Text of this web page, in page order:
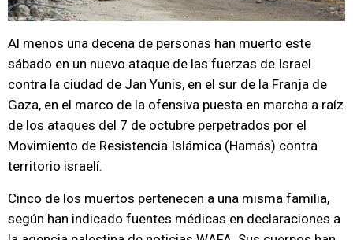
Al menos una decena de personas han muerto este
sábado en un nuevo ataque de las fuerzas de Israel
contra la ciudad de Jan Yunis, en el sur de la Franja de
Gaza, en el marco de la ofensiva puesta en marcha a raíz
de los ataques del 7 de octubre perpetrados por el
Movimiento de Resistencia Islámica (Hamás) contra
territorio israelí.
Cinco de los muertos pertenecen a una misma familia,
según han indicado fuentes médicas en declaraciones a